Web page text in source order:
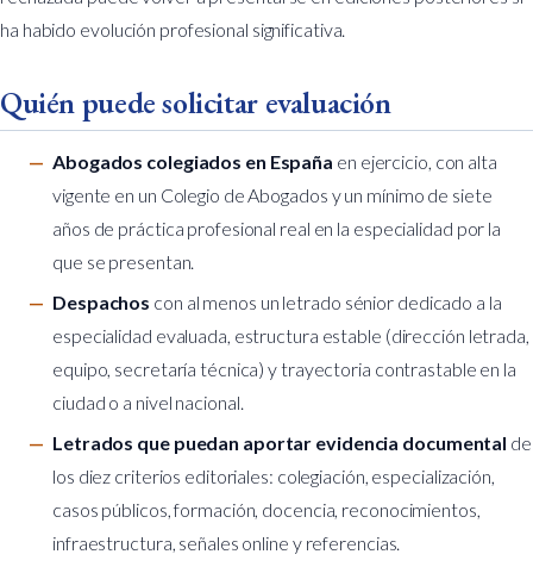
ha habido evolución profesional significativa.
Quién puede solicitar evaluación
Abogados colegiados en España en ejercicio, con alta
vigente en un Colegio de Abogados y un mínimo de siete
años de práctica profesional real en la especialidad por la
que se presentan.
Despachos con al menos un letrado sénior dedicado a la
especialidad evaluada, estructura estable (dirección letrada,
equipo, secretaría técnica) y trayectoria contrastable en la
ciudad o a nivel nacional.
Letrados que puedan aportar evidencia documental de
los diez criterios editoriales: colegiación, especialización,
casos públicos, formación, docencia, reconocimientos,
infraestructura, señales online y referencias.